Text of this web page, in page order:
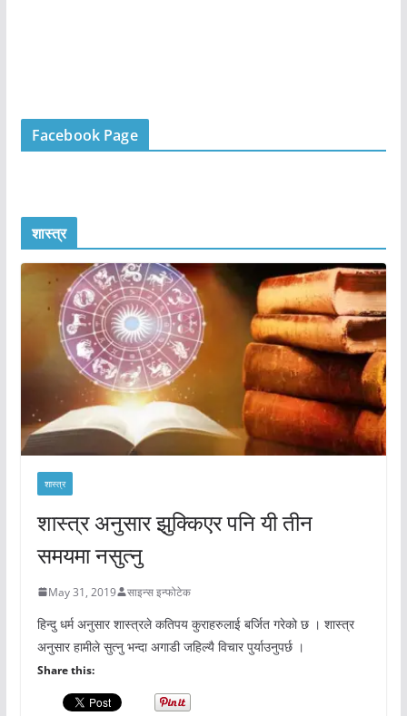
Facebook Page
शास्त्र
शास्त्र
शास्त्र अनुसार झुक्किएर पनि यी तीन
समयमा नसुत्नु
May 31, 2019 साइन्स इन्फोटेक
हिन्दु धर्म अनुसार शास्त्रले कतिपय कुराहरुलाई बर्जित गरेको छ । शास्त्र
अनुसार हामीले सुत्नु भन्दा अगाडी जहिल्यै विचार पुर्याउनुपर्छ ।
Share this: